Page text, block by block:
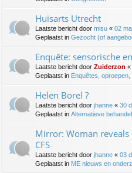
Huisarts Utrecht
Laatste bericht door misu « 02
Geplaatst in Gezocht (of
Enquête: sensorische
Laatste bericht door Zuiderzon «
Geplaatst in Enquêtes, oproepen,
Helen Borel ?
Laatste bericht door jhanne « 30
Geplaatst in Alternatieve
Mirror: Woman
CFS
Laatste bericht door jhanne « 03
Geplaatst in ME nieuws en